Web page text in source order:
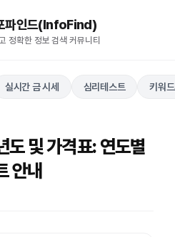
파인드(InfoFind)​​​​
정확한 정보 검색 커뮤니티
실시간 금 시세 심리테스트 키워
및 가격표: 연도별
안내